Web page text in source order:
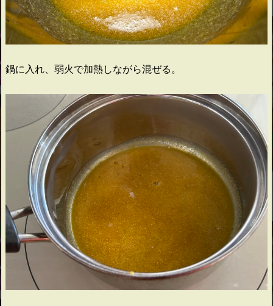
鍋に入れ、弱火で加熱しながら混ぜる。